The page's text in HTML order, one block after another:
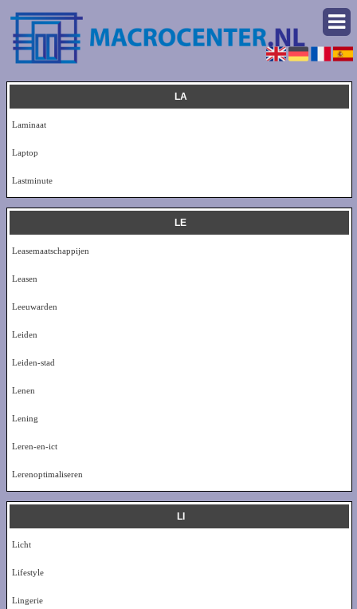
LA
Laminaat
Laptop
Lastminute
LE
Leasemaatschappijen
Leasen
Leeuwarden
Leiden
Leiden-stad
Lenen
Lening
Leren-en-ict
Lerenoptimaliseren
LI
Licht
Lifestyle
Lingerie